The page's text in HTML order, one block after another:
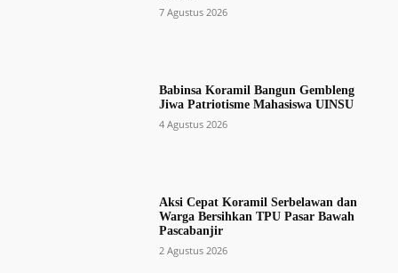
7 Agustus 2026
Babinsa Koramil Bangun Gembleng
Jiwa Patriotisme Mahasiswa UINSU
4 Agustus 2026
Aksi Cepat Koramil Serbelawan dan
Warga Bersihkan TPU Pasar Bawah
Pascabanjir
2 Agustus 2026